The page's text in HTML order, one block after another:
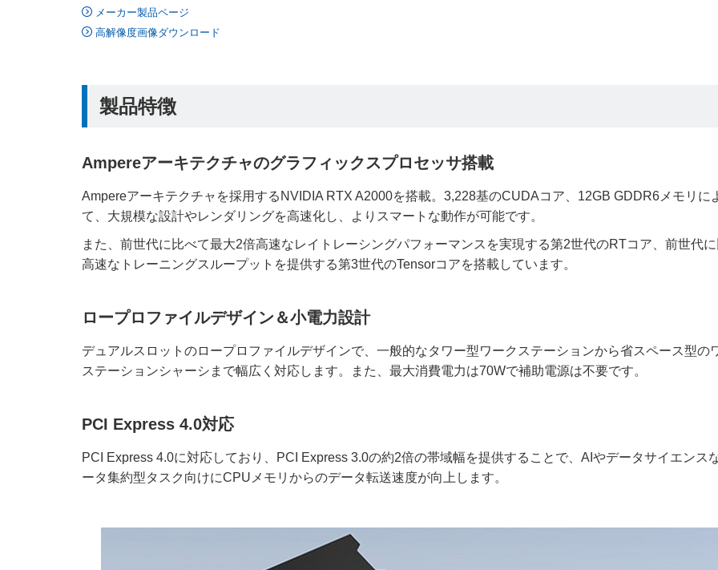
メーカー製品ページ
高解像度画像ダウンロード
製品特徴
Ampereアーキテクチャのグラフィックスプロセッサ搭載
Ampereアーキテクチャを採用するNVIDIA RTX A2000を搭載。3,228基のCUDAコア、12GB GDDR6メモリに
て、大規模な設計やレンダリングを高速化し、よりスマートな動作が可能です。
また、前世代に比べて最大2倍高速なレイトレーシングパフォーマンスを実現する第2世代のRTコア、前世代
高速なトレーニングスループットを提供する第3世代のTensorコアを搭載しています。
ロープロファイルデザイン＆小電力設計
デュアルスロットのロープロファイルデザインで、一般的なタワー型ワークステーションから省スペース型の
ステーションシャーシまで幅広く対応します。また、最大消費電力は70Wで補助電源は不要です。
PCI Express 4.0対応
PCI Express 4.0に対応しており、PCI Express 3.0の約2倍の帯域幅を提供することで、AIやデータサイエンス
ータ集約型タスク向けにCPUメモリからのデータ転送速度が向上します。